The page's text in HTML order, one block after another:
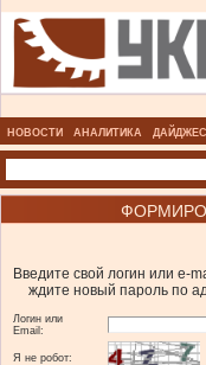
НОВОСТИ АНАЛИТИКА
Введите свой логин или e-
ждите новый пароль по
Логин или
Email:
Я не робот: